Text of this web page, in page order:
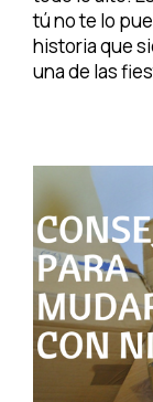
tú no te lo
historia que
una de las